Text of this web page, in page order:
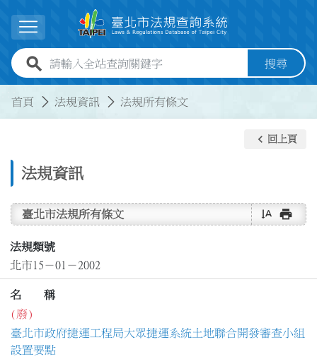
展開選單
全站查詢關鍵字欄位 搜尋
首頁 法規資訊 法規所有條文
法規資訊
keyboard_arrow_left 回上頁
臺北市法規所有條文 text_rotate_vertical print
法規類號
北市15－01－2002
名 稱
(廢)
臺北市政府捷運工程局大眾捷運系統土地聯合開發審查小組
設置要點